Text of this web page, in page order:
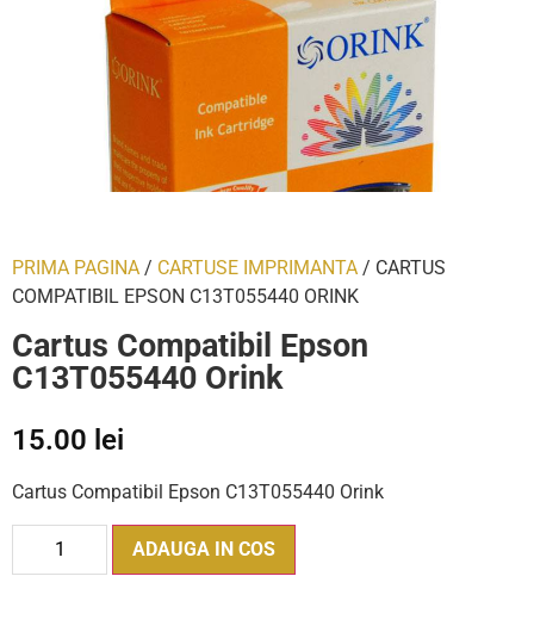
PRIMA PAGINA / CARTUSE IMPRIMANTA / CARTUS
COMPATIBIL EPSON C13T055440 ORINK
Cartus Compatibil Epson
C13T055440 Orink
15.00 lei
Cartus Compatibil Epson C13T055440 Orink
ADAUGA IN COS